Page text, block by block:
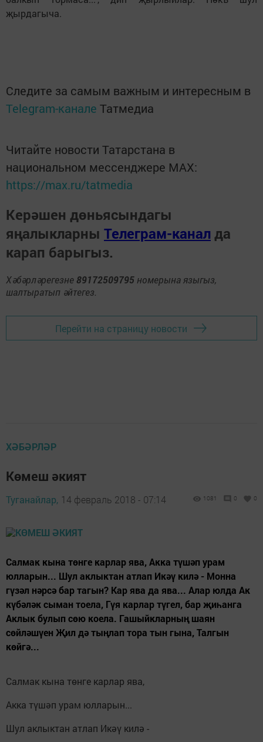
җырдагыча.
Следите за самым важным и интересным в
Telegram-канале Татмедиа
Читайте новости Татарстана в
национальном мессенджере MАХ:
https://max.ru/tatmedia
Керәшен дөньясындагы
яңалыкларны Телеграм-канал да
карап барыгыз.
Хәбәрләрегезне 89172509795 номерына языгыз,
шалтыратып әйтегез.
Перейти на страницу новости
ХӘБӘРЛӘР
Көмеш әкият
Туганайлар, 14 февраль 2018 - 07:14 1081 0 0
Салмак кына төнге карлар ява, Акка түшәп урам
юлларын... Шул аклыктан атлап Икәү килә - Монна
гүзәл нәрсә бар тагын? Кар ява да ява... Алар юлда Ак
күбәләк сыман тоела, Гүя карлар түгел, бар җиһанга
Аклык булып сөю коела. Гашыйкларның шаян
сөйләшүен Җил дә тыңлап тора тын гына, Талгын
көйгә...
Салмак кына төнге карлар ява,
Акка түшәп урам юлларын...
Шул аклыктан атлап Икәү килә -